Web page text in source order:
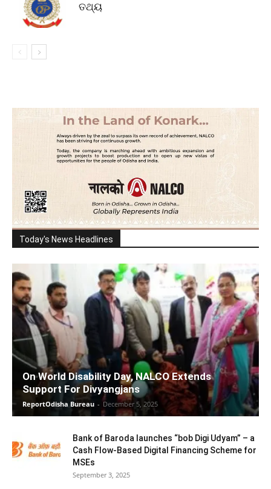
ତଥ୍ୟ
Today's News Headlines
On World Disability Day, NALCO Extends
Support For Divyangjans
ReportOdisha Bureau - December 5, 2025
Bank of Baroda launches “bob Digi Udyam” – a
Cash Flow-Based Digital Financing Scheme for
MSEs
September 3, 2025